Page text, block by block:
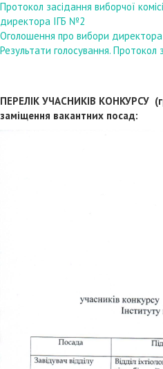
Протокол засідання виборчої
директора ІГБ №2
Оголошення про вибори директора
Результати голосування. Протокол
ПЕРЕЛІК УЧАСНИКІВ КОНКУРСУ
заміщення вакантних посад: